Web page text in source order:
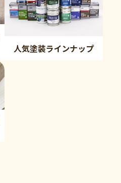
人気塗装ラインナップ